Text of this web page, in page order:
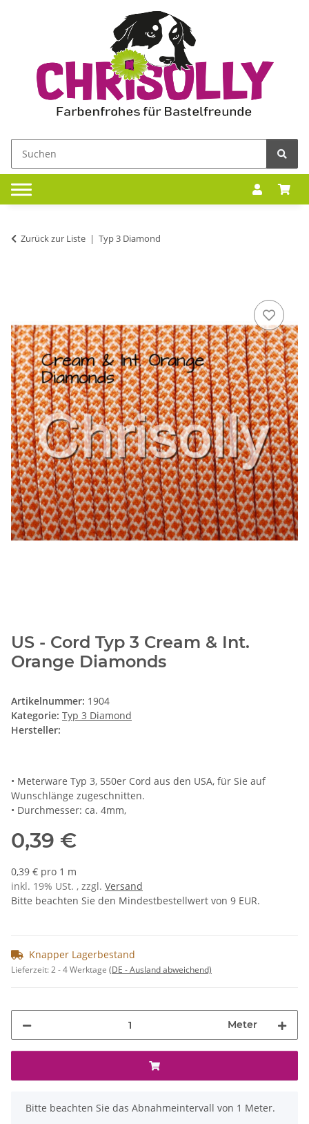
Zurück zur Liste Typ 3 Diamond
US - Cord Typ 3 Cream & Int.
Orange Diamonds
Artikelnummer: 1904
Kategorie: Typ 3 Diamond
Hersteller:
• Meterware Typ 3, 550er Cord aus den USA, für Sie auf
Wunschlänge zugeschnitten.
• Durchmesser: ca. 4mm,
0,39 €
0,39 € pro 1 m
inkl. 19% USt. , zzgl. Versand
Bitte beachten Sie den Mindestbestellwert von 9 EUR.
Knapper Lagerbestand
Lieferzeit:2 - 4 Werktage (DE - Ausland abweichend)
Meter
x
Bitte beachten Sie das Abnahmeintervall von 1 Meter.